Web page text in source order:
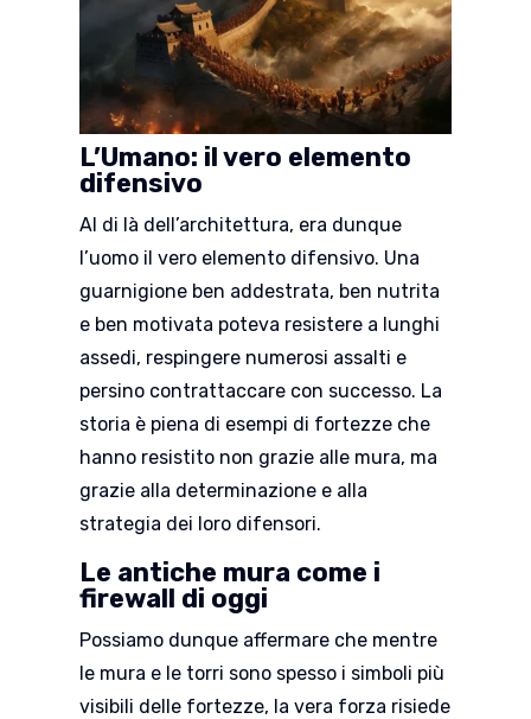
L’Umano: il vero elemento
difensivo
Al di là dell’architettura, era dunque
l’uomo il vero elemento difensivo. Una
guarnigione ben addestrata, ben nutrita
e ben motivata poteva resistere a lunghi
assedi, respingere numerosi assalti e
persino contrattaccare con successo. La
storia è piena di esempi di fortezze che
hanno resistito non grazie alle mura, ma
grazie alla determinazione e alla
strategia dei loro difensori.
Le antiche mura come i
firewall di oggi
Possiamo dunque affermare che mentre
le mura e le torri sono spesso i simboli più
visibili delle fortezze, la vera forza risiede